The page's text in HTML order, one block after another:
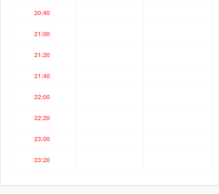
20:40
21:00
21:20
21:40
22:00
22:20
23:00
23:20